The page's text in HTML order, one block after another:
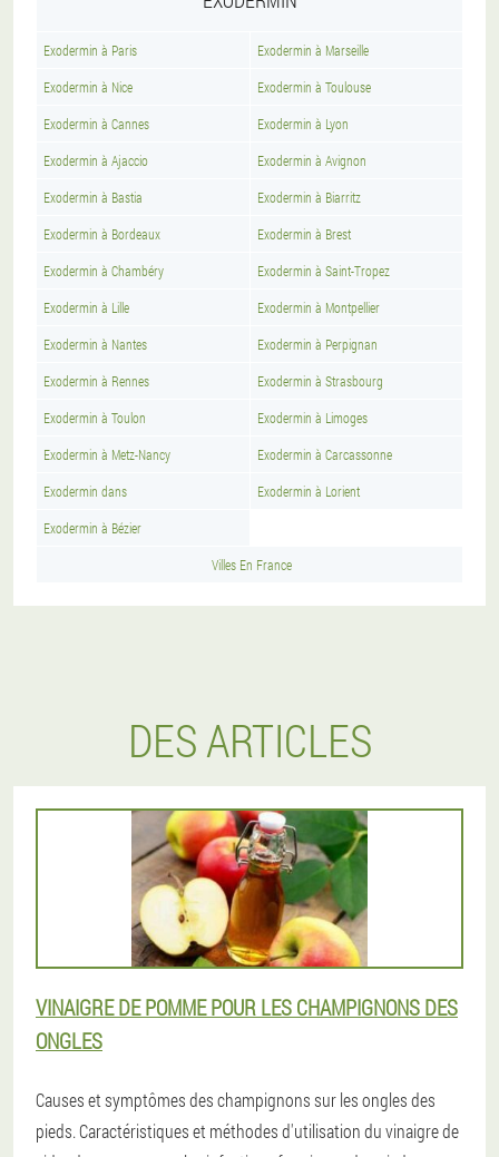
Exodermin à Paris Exodermin à Marseille
Exodermin à Nice Exodermin à Toulouse
Exodermin à Cannes Exodermin à Lyon
Exodermin à Ajaccio Exodermin à Avignon
Exodermin à Bastia Exodermin à Biarritz
Exodermin à Bordeaux Exodermin à Brest
Exodermin à Chambéry Exodermin à Saint-Tropez
Exodermin à Lille Exodermin à Montpellier
Exodermin à Nantes Exodermin à Perpignan
Exodermin à Rennes Exodermin à Strasbourg
Exodermin à Toulon Exodermin à Limoges
Exodermin à Metz-Nancy Exodermin à Carcassonne
Exodermin dans Exodermin à Lorient
Exodermin à Bézier
Villes En France
DES ARTICLES
VINAIGRE DE POMME POUR LES CHAMPIGNONS DES
ONGLES
Causes et symptômes des champignons sur les ongles des
pieds. Caractéristiques et méthodes d'utilisation du vinaigre de